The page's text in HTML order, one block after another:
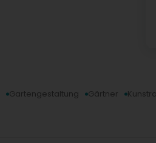
Gartengestaltung Gärtner